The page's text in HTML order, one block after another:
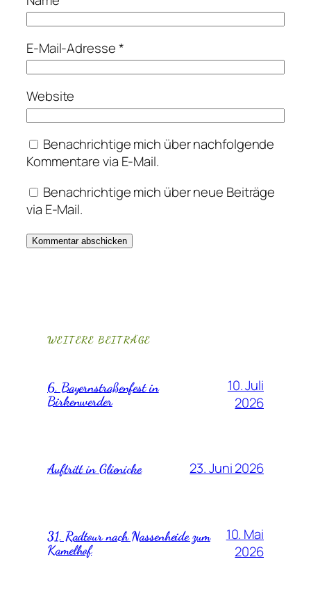
E-Mail-Adresse*
Website
Benachrichtige mich über nachfolgende
Kommentare via E-Mail.
Benachrichtige mich über neue Beiträge
via E-Mail.
WEITERE BEITRÄGE
6. Bayernstraßenfest in
Birkenwerder
10. Juli
2026
Auftritt in Glienicke 23. Juni 2026
31. Radtour nach Nassenheide zum
Kamelhof
10. Mai
2026